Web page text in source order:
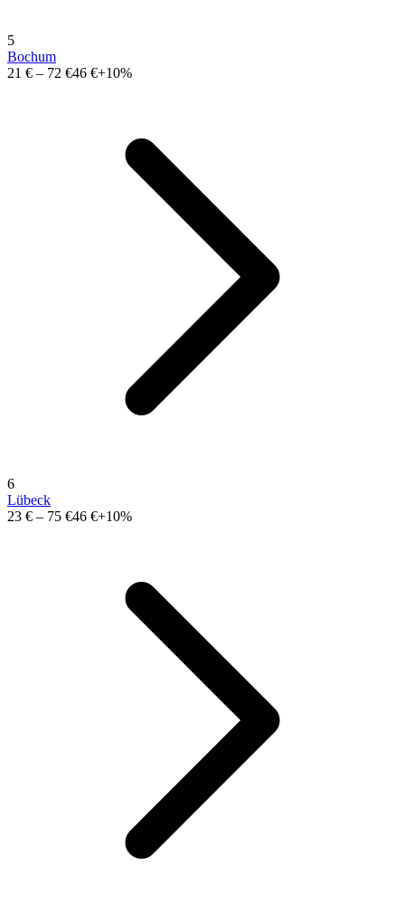
5
Bochum
21 € – 72 €46 €+10%
6
Lübeck
23 € – 75 €46 €+10%